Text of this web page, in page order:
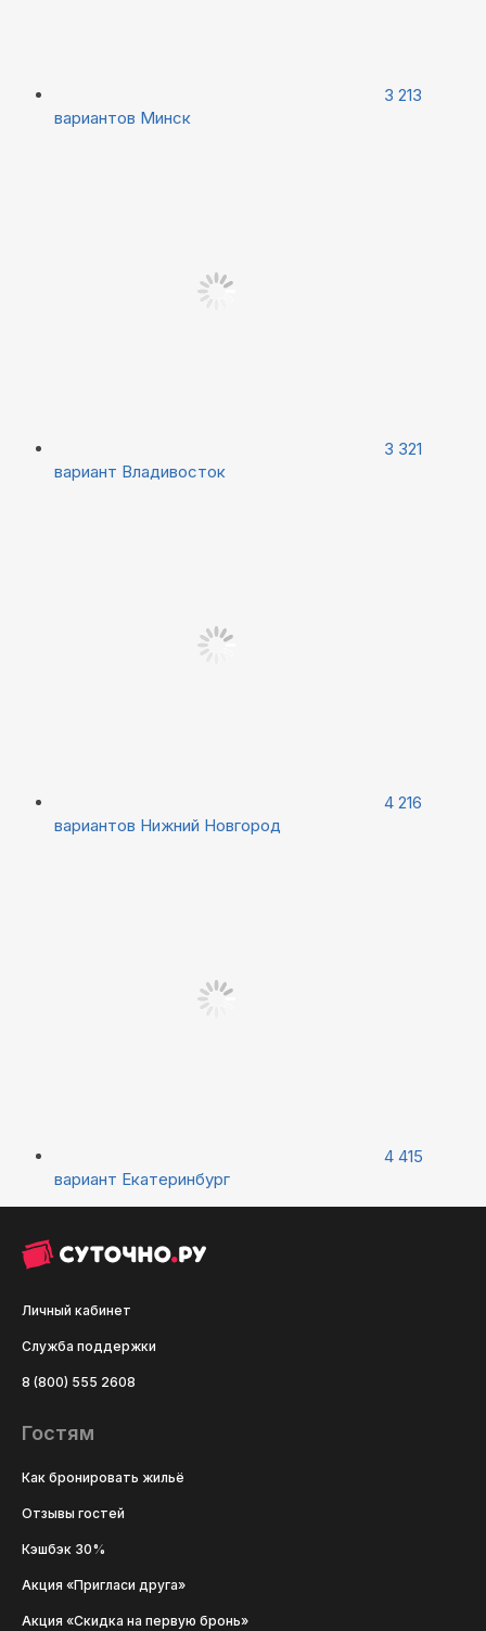
3 213
вариантов Минск
3 321
вариант Владивосток
4 216
вариантов Нижний Новгород
4 415
вариант Екатеринбург
Личный кабинет
Служба поддержки
8 (800) 555 2608
Гостям
Как бронировать жильё
Отзывы гостей
Кэшбэк 30%
Акция «Пригласи друга»
Акция «Скидка на первую бронь»